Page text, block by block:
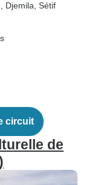
, Djemila , Sétif
circuit
de